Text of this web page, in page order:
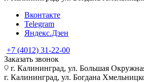
Вконтакте
Telegram
Яндекс.Дзен
+7 (4012) 31-22-00
Заказать звонок
г. Калининград, ул. Большая
г. Калининград, ул. Богдана